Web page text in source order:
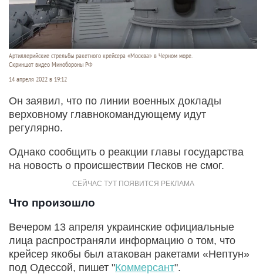
Артиллерийские стрельбы ракетного крейсера «Москва» в Черном море.
Скриншот видео Минобороны РФ
14 апреля 2022 в 19:12
Он заявил, что по линии военных доклады
верховному главнокомандующему идут
регулярно.
Однако сообщить о реакции главы государства
на новость о происшествии Песков не смог.
Что произошло
Вечером 13 апреля украинские официальные
лица распространяли информацию о том, что
крейсер якобы был атакован ракетами «Нептун»
под Одессой, пишет "Коммерсант".